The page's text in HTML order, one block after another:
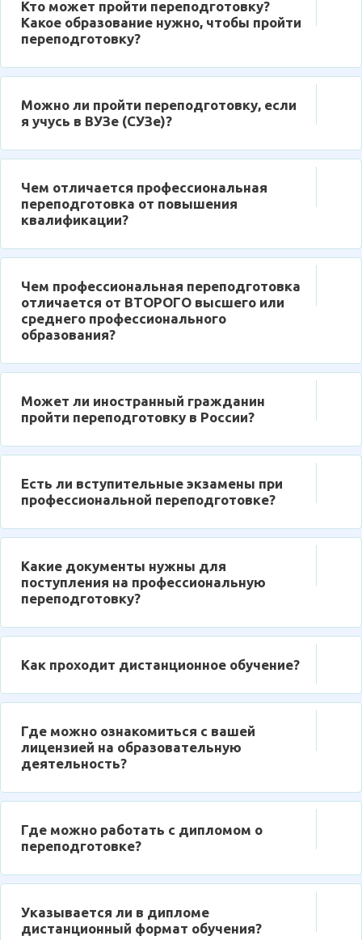
Кто может пройти переподготовку?
Какое образование нужно, чтобы пройти
переподготовку?
Можно ли пройти переподготовку, если
я учусь в ВУЗе (СУЗе)?
Чем отличается профессиональная
переподготовка от повышения
квалификации?
Чем профессиональная переподготовка
отличается от ВТОРОГО высшего или
среднего профессионального
образования?
Может ли иностранный гражданин
пройти переподготовку в России?
Есть ли вступительные экзамены при
профессиональной переподготовке?
Какие документы нужны для
поступления на профессиональную
переподготовку?
Как проходит дистанционное обучение?
Где можно ознакомиться с вашей
лицензией на образовательную
деятельность?
Где можно работать с дипломом о
переподготовке?
Указывается ли в дипломе
дистанционный формат обучения?